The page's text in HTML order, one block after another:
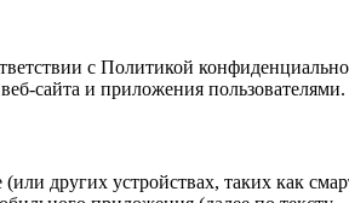
с Политикой
сайта и приложения пользователями.
других устройствах, таких как